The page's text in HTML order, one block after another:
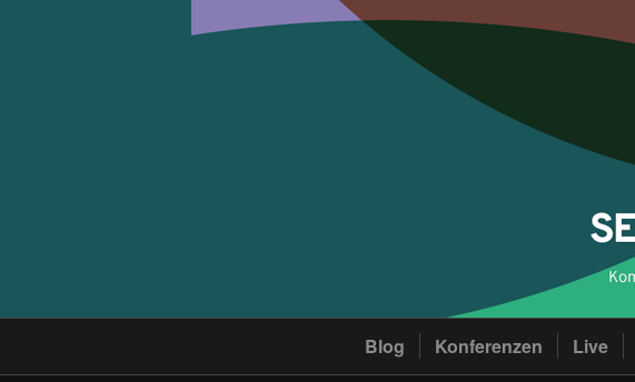
Blog Konferenzen Live